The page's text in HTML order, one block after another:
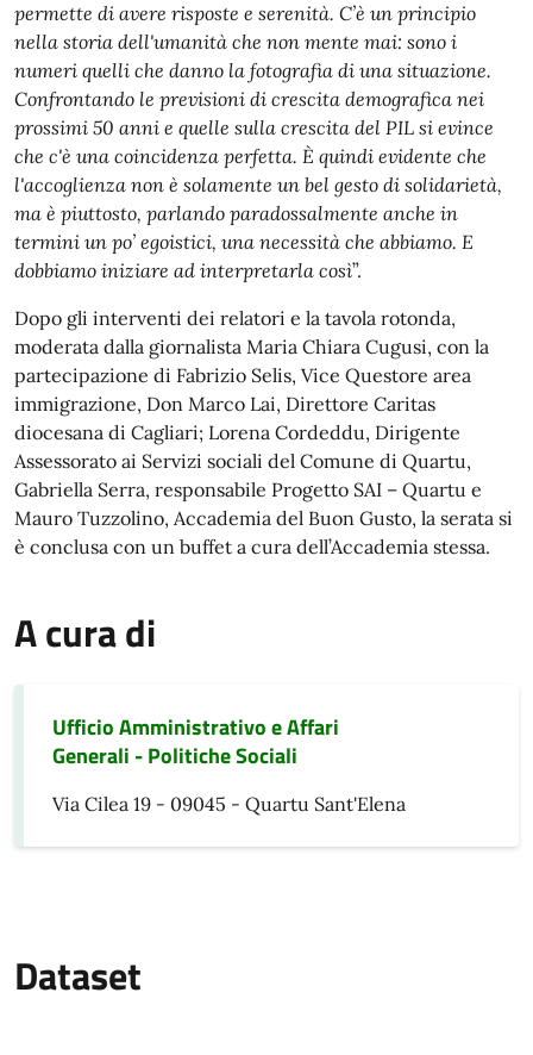
permette di avere risposte e serenità. C’è un principio
nella storia dell'umanità che non mente mai: sono i
numeri quelli che danno la fotografia di una situazione.
Confrontando le previsioni di crescita demografica nei
prossimi 50 anni e quelle sulla crescita del PIL si evince
che c'è una coincidenza perfetta. È quindi evidente che
l'accoglienza non è solamente un bel gesto di solidarietà,
ma è piuttosto, parlando paradossalmente anche in
termini un po’ egoistici, una necessità che abbiamo. E
dobbiamo iniziare ad interpretarla così”.
Dopo gli interventi dei relatori e la tavola rotonda,
moderata dalla giornalista Maria Chiara Cugusi, con la
partecipazione di Fabrizio Selis, Vice Questore area
immigrazione, Don Marco Lai, Direttore Caritas
diocesana di Cagliari; Lorena Cordeddu, Dirigente
Assessorato ai Servizi sociali del Comune di Quartu,
Gabriella Serra, responsabile Progetto SAI – Quartu e
Mauro Tuzzolino, Accademia del Buon Gusto, la serata si
è conclusa con un buffet a cura dell’Accademia stessa.
A cura di
Ufficio Amministrativo e Affari
Generali - Politiche Sociali
Via Cilea 19 - 09045 - Quartu Sant'Elena
Dataset